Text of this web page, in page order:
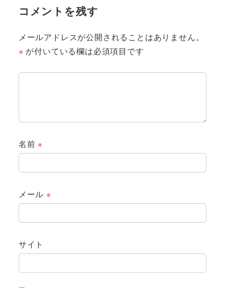
コメントを残す
メールアドレスが公開されることはありません。
※ が付いている欄は必須項目です
名前※
メール ※
サイト